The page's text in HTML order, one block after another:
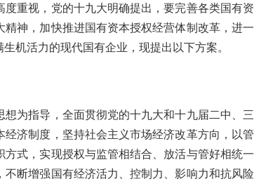
重视，党的十九大明确提出，要完善各类国有
神，加快推进国有资本授权经营体制改革，进
机活力的现代国有企业，现提出以下方案。
为指导，全面贯彻党的十九大和十九届二中、
济制度，坚持社会主义市场经济改革方向，以
式，实现授权与监管相结合、放活与管好相统一
断增强国有经济活力、控制力、影响力和抗风